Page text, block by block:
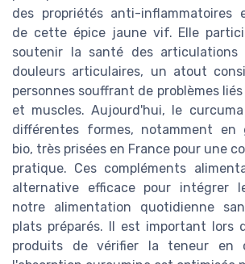
des propriétés anti-inflammatoires
de cette épice jaune vif. Elle
soutenir la santé des
douleurs articulaires, un atout
personnes souffrant de problèmes
et muscles. Aujourd'hui, le
différentes formes, notamment en
bio, très prisées en France pour une
pratique. Ces compléments
alternative efficace pour intégrer
notre alimentation quotidienne
plats préparés. Il est important lors
produits de vérifier la teneur en